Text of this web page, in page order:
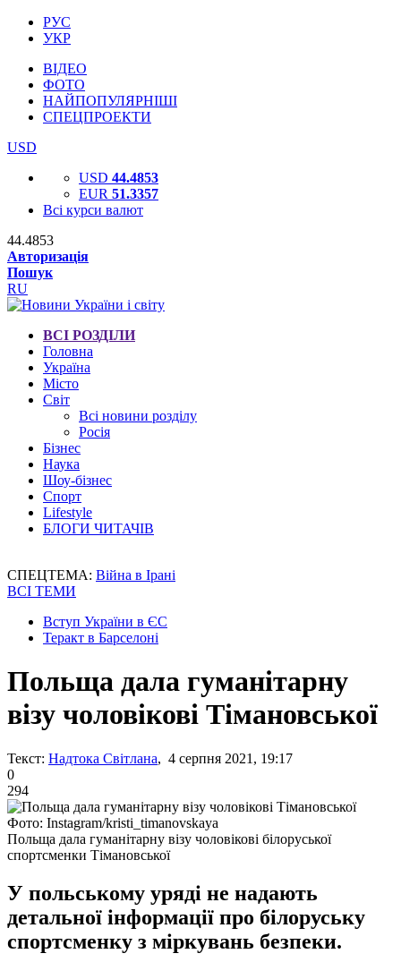
РУС
УКР
ВІДЕО
ФОТО
НАЙПОПУЛЯРНІШІ
СПЕЦПРОЕКТИ
USD
USD 44.4853
EUR 51.3357
Всі курси валют
44.4853
Авторизація
Пошук
RU
ВСІ РОЗДІЛИ
Головна
Україна
Місто
Світ
Всі новини розділу
Росія
Бізнес
Наука
Шоу-бізнес
Спорт
Lifestyle
БЛОГИ ЧИТАЧІВ
СПЕЦТЕМА: Війна в Ірані
ВСІ ТЕМИ
Вступ України в ЄС
Теракт в Барселоні
Польща дала гуманітарну
візу чоловікові Тімановської
Текст: Надтока Світлана, 4 серпня 2021, 19:17
0
294
Фото: Instagram/kristi_timanovskaya
Польща дала гуманітарну візу чоловікові білоруської
спортсменки Тімановської
У польському уряді не надають
детальної інформації про білоруську
спортсменку з міркувань безпеки.